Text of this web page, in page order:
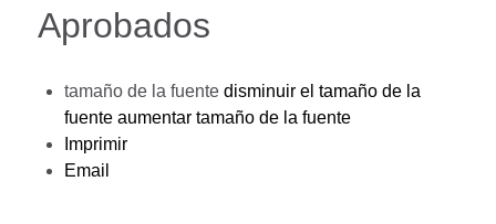
Aprobados
tamaño de la fuente disminuir el tamaño de la
fuente aumentar tamaño de la fuente
Imprimir
Email